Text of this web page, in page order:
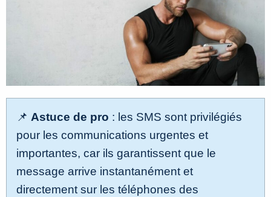
📌 Astuce de pro : les SMS sont privilégiés
pour les communications urgentes et
importantes, car ils garantissent que le
message arrive instantanément et
directement sur les téléphones des